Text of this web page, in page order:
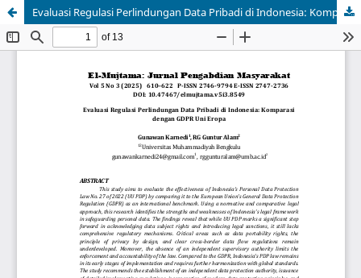
Evaluasi Regulasi Perlindungan Data Pribadi di Indonesia: Komparasi dengan GDPR Uni Eropa